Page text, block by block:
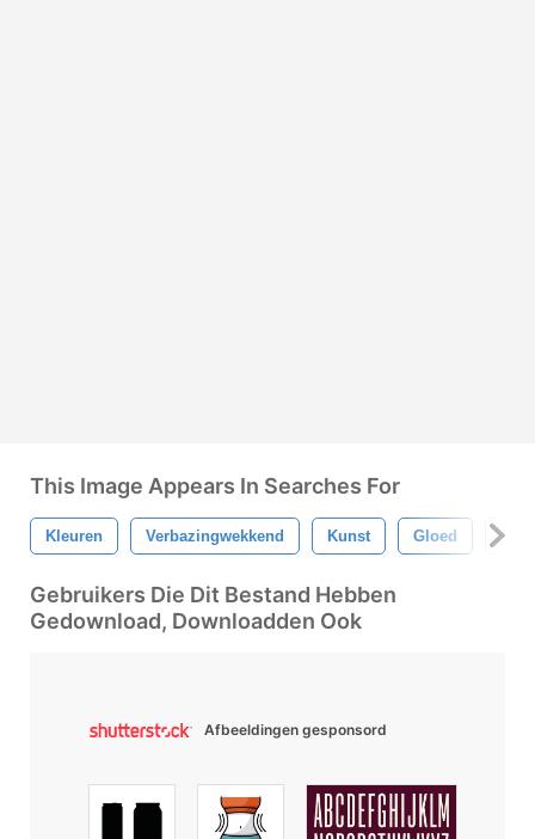
This Image Appears In Searches For
Kleuren Verbazingwekkend Kunst Gloed
Gebruikers Die Dit Bestand Hebben
Gedownload, Downloadden Ook
Afbeeldingen gesponsord